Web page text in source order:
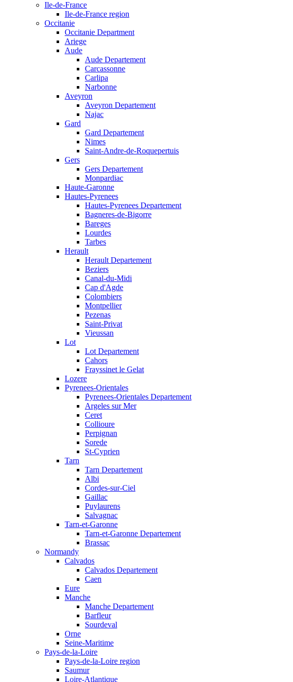
Ile-de-France
Ile-de-France region
Occitanie
Occitanie Department
Ariege
Aude
Aude Departement
Carcassonne
Carlipa
Narbonne
Aveyron
Aveyron Departement
Najac
Gard
Gard Departement
Nimes
Saint-Andre-de-Roquepertuis
Gers
Gers Departement
Monpardiac
Haute-Garonne
Hautes-Pyrenees
Hautes-Pyrenees Departement
Bagneres-de-Bigorre
Bareges
Lourdes
Tarbes
Herault
Herault Departement
Beziers
Canal-du-Midi
Cap d'Agde
Colombiers
Montpellier
Pezenas
Saint-Privat
Vieussan
Lot
Lot Departement
Cahors
Frayssinet le Gelat
Lozere
Pyrenees-Orientales
Pyrenees-Orientales Departement
Argeles sur Mer
Ceret
Collioure
Perpignan
Sorede
St-Cyprien
Tarn
Tarn Departement
Albi
Cordes-sur-Ciel
Gaillac
Puylaurens
Salvagnac
Tarn-et-Garonne
Tarn-et-Garonne Departement
Brassac
Normandy
Calvados
Calvados Departement
Caen
Eure
Manche
Manche Departement
Barfleur
Sourdeval
Orne
Seine-Maritime
Pays-de-la-Loire
Pays-de-la-Loire region
Saumur
Loire-Atlantique